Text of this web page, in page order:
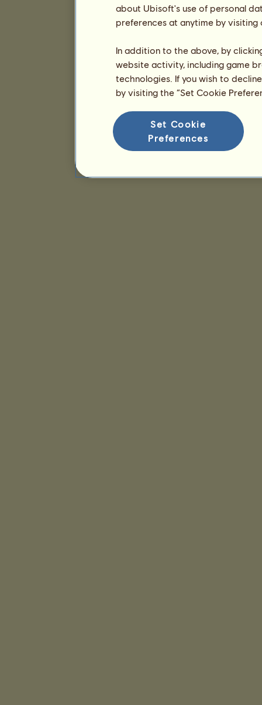
about Ubisoft's use of personal
preferences at anytime by
In addition to the above, by
website activity, including game
technologies. If you wish to
by visiting the “Set Cookie
Set Cookie
Preferences